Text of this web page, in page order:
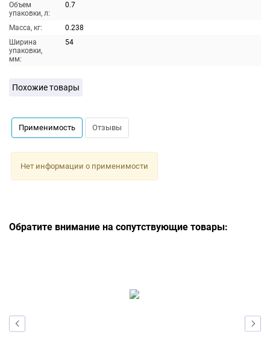
Объем
упаковки, л:
0.7
Масса, кг:
0.238
Ширина
упаковки,
мм:
54
Похожие товары
Применимость Отзывы
Нет информации о применимости
Обратите внимание на сопутствующие товары: